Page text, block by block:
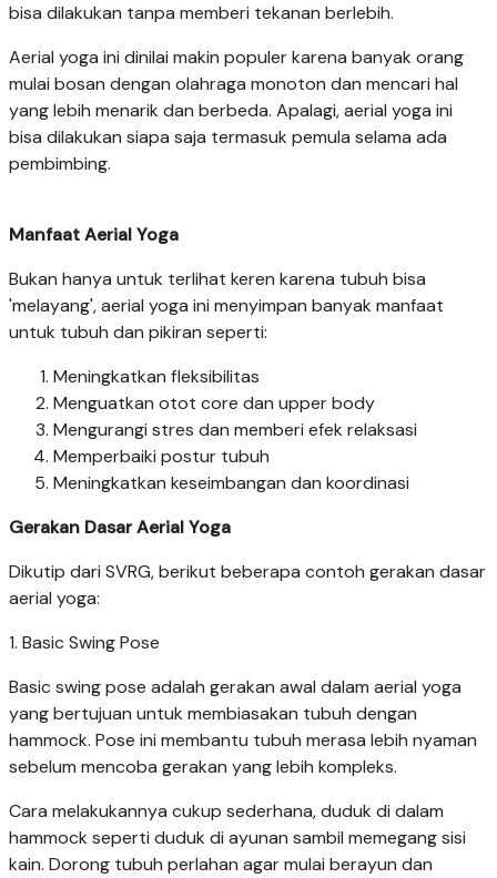
bisa dilakukan tanpa memberi tekanan berlebih.
Aerial yoga ini dinilai makin populer karena banyak orang
mulai bosan dengan olahraga monoton dan mencari hal
yang lebih menarik dan berbeda. Apalagi, aerial yoga ini
bisa dilakukan siapa saja termasuk pemula selama ada
pembimbing.
Manfaat Aerial Yoga
Bukan hanya untuk terlihat keren karena tubuh bisa
'melayang', aerial yoga ini menyimpan banyak manfaat
untuk tubuh dan pikiran seperti:
Meningkatkan fleksibilitas
Menguatkan otot core dan upper body
Mengurangi stres dan memberi efek relaksasi
Memperbaiki postur tubuh
Meningkatkan keseimbangan dan koordinasi
Gerakan Dasar Aerial Yoga
Dikutip dari SVRG, berikut beberapa contoh gerakan dasar
aerial yoga:
1. Basic Swing Pose
Basic swing pose adalah gerakan awal dalam aerial yoga
yang bertujuan untuk membiasakan tubuh dengan
hammock. Pose ini membantu tubuh merasa lebih nyaman
sebelum mencoba gerakan yang lebih kompleks.
Cara melakukannya cukup sederhana, duduk di dalam
hammock seperti duduk di ayunan sambil memegang sisi
kain. Dorong tubuh perlahan agar mulai berayun dan